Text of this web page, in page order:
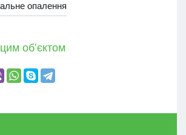
опалення
об'єктом